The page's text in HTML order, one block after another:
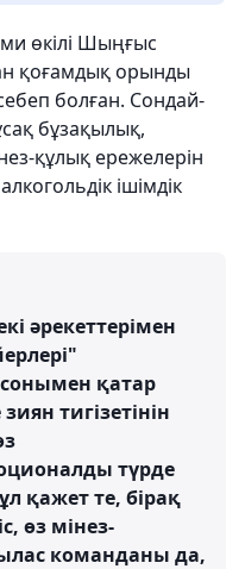
өкілі Шыңғыс
қоғамдық орынды
болған. Сондай-
бұзақылық,
құлық ережелерін
ішімдік
әрекеттерімен
қатар
тигізетінін
түрде
қажет те, бірақ
өз мінез-
команданы да,